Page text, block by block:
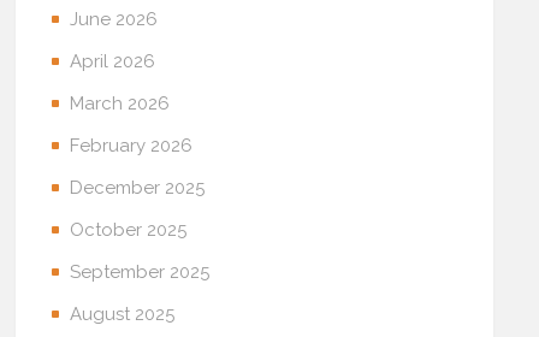
June 2026
April 2026
March 2026
February 2026
December 2025
October 2025
September 2025
August 2025